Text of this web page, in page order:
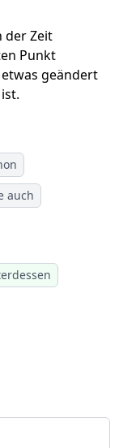
der Zeit
Punkt
geändert
auch